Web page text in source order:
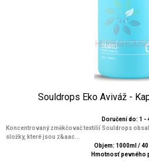
Souldrops Eko Aviváž -
Doručení do: 1 -
Koncentrovaný změkčovač textilií Souldrops
složky, které jsou z&aac...
Objem: 1000ml /
Hmotnosť pevného